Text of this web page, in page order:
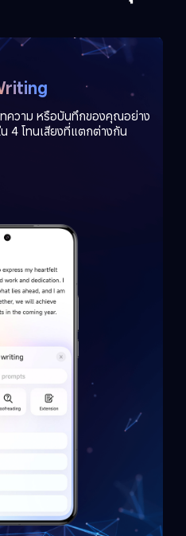
ความ หรือบันทึกของคุณอย่าง
4 โทนเสียงที่แตกต่างกัน